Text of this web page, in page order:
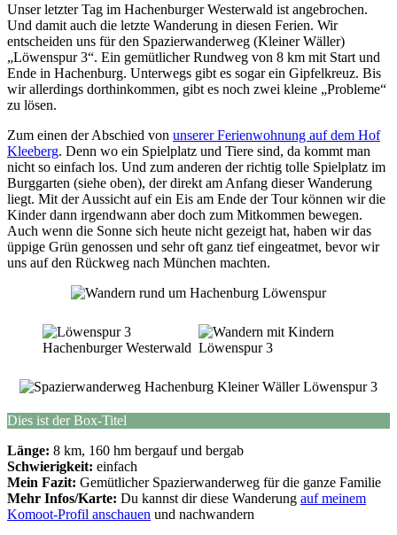
Unser letzter Tag im Hachenburger Westerwald ist angebrochen.
Und damit auch die letzte Wanderung in diesen Ferien. Wir
entscheiden uns für den Spazierwanderweg (Kleiner Wäller)
„Löwenspur 3“. Ein gemütlicher Rundweg von 8 km mit Start und
Ende in Hachenburg. Unterwegs gibt es sogar ein Gipfelkreuz. Bis
wir allerdings dorthinkommen, gibt es noch zwei kleine „Probleme“
zu lösen.
Zum einen der Abschied von unserer Ferienwohnung auf dem Hof
Kleeberg. Denn wo ein Spielplatz und Tiere sind, da kommt man
nicht so einfach los. Und zum anderen der richtig tolle Spielplatz im
Burggarten (siehe oben), der direkt am Anfang dieser Wanderung
liegt. Mit der Aussicht auf ein Eis am Ende der Tour können wir die
Kinder dann irgendwann aber doch zum Mitkommen bewegen.
Auch wenn die Sonne sich heute nicht gezeigt hat, haben wir das
üppige Grün genossen und sehr oft ganz tief eingeatmet, bevor wir
uns auf den Rückweg nach München machten.
Dies ist der Box-Titel
Länge: 8 km, 160 hm bergauf und bergab
Schwierigkeit: einfach
Mein Fazit: Gemütlicher Spazierwanderweg für die ganze Familie
Mehr Infos/Karte: Du kannst dir diese Wanderung auf meinem
Komoot-Profil anschauen und nachwandern